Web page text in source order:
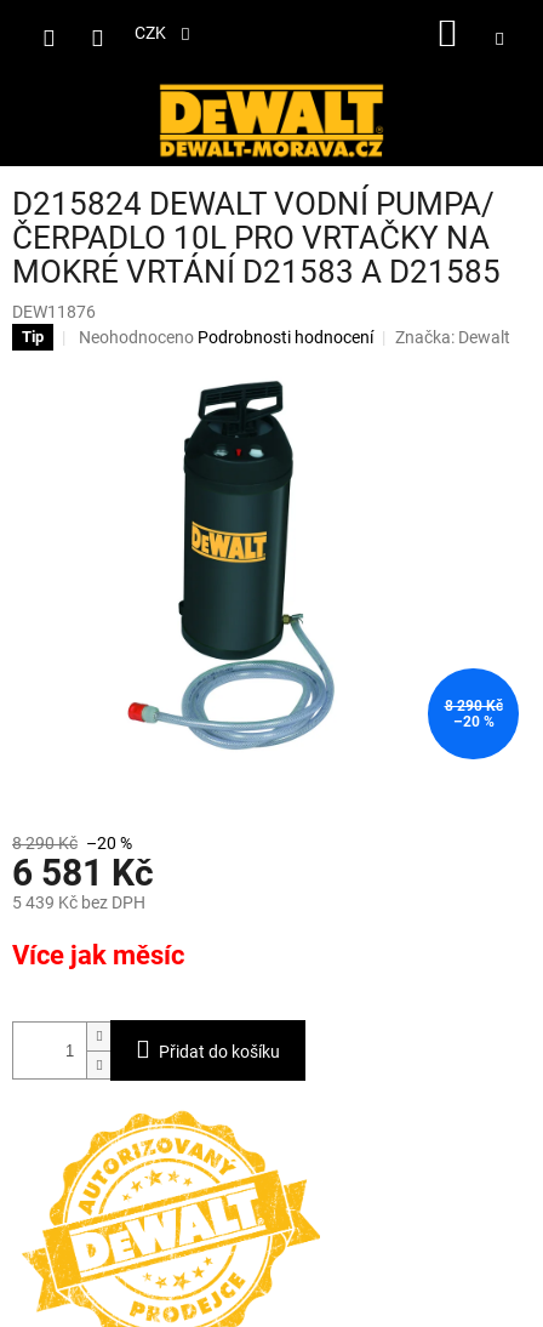
CZK
D215824 DEWALT VODNÍ PUMPA/
ČERPADLO 10L PRO VRTAČKY NA
MOKRÉ VRTÁNÍ D21583 A D21585
DEW11876
Tip
Průměrné
Neohodnoceno Podrobnosti hodnocení Značka: Dewalt
8 290 Kč
–20 %
8 290 Kč –20 %
6 581 Kč
5 439 Kč bez DPH
cena:
Více jak měsíc
Přidat do košíku